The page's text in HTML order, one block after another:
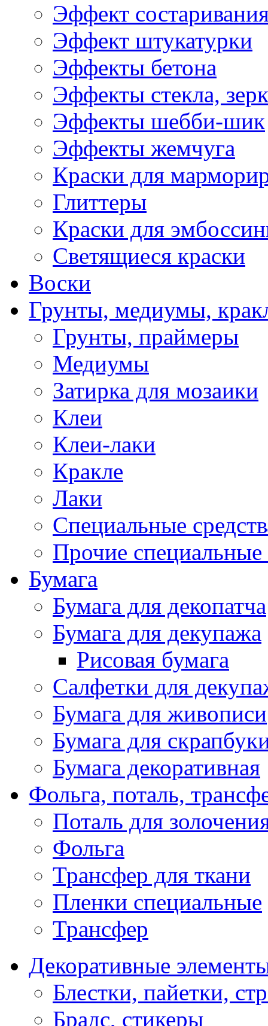
Эффект
Эффект штукатурки
Эффекты бетона
Эффекты стекла,
Эффекты шебби-шик
Эффекты жемчуга
Краски для
Глиттеры
Краски для
Светящиеся краски
Воски
Грунты, медиумы,
Грунты, праймеры
Медиумы
Затирка для мозаики
Клеи
Клеи-лаки
Кракле
Лаки
Специальные
Прочие специальные
Бумага
Бумага для декопатча
Бумага для декупажа
Рисовая бумага
Салфетки для
Бумага для живописи
Бумага для
Бумага декоративная
Фольга, поталь,
Поталь для
Фольга
Трансфер для ткани
Пленки специальные
Трансфер
Декоративные
Блестки, пайетки,
Брадс, стикеры